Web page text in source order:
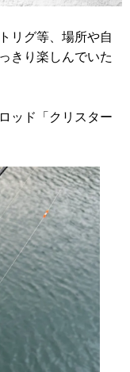
リグ等、場所や自
きり楽しんでいた
ッド「クリスター